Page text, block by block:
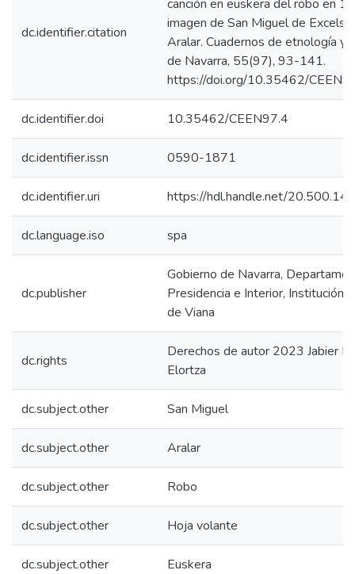
dc.identifier.citation
canción en euskera del robo en
imagen de San Miguel de
Aralar. Cuadernos de etnología y
de Navarra, 55(97), 93-141.
https://doi.org/10.35462/
dc.identifier.doi 10.35462/CEEN97.4
dc.identifier.issn 0590-1871
dc.identifier.uri https://hdl.handle.net/
dc.language.iso spa
dc.publisher
Gobierno de Navarra,
Presidencia e Interior, Institución
de Viana
dc.rights
Derechos de autor 2023 Jabier
Elortza
dc.subject.other San Miguel
dc.subject.other Aralar
dc.subject.other Robo
dc.subject.other Hoja volante
dc.subject.other Euskera